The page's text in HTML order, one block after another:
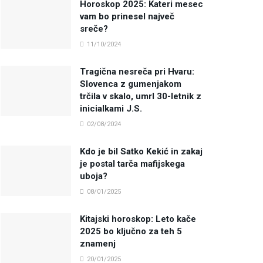
Horoskop 2025: Kateri mesec
vam bo prinesel največ
sreče?
11/10/2024
Tragična nesreča pri Hvaru:
Slovenca z gumenjakom
trčila v skalo, umrl 30-letnik z
inicialkami J.S.
02/08/2024
Kdo je bil Satko Kekić in zakaj
je postal tarča mafijskega
uboja?
08/01/2025
Kitajski horoskop: Leto kače
2025 bo ključno za teh 5
znamenj
20/01/2025